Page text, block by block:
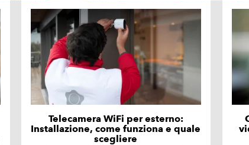
Telecamera WiFi per esterno:
Installazione, come funziona e quale
scegliere